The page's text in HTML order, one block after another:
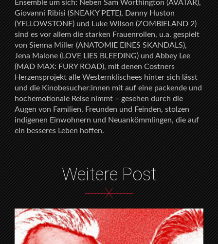
Ensemble um sich: Neben Sam Worthington (AVATAR),
Giovanni Ribisi (SNEAKY PETE), Danny Huston
(YELLOWSTONE) und Luke Wilson (ZOMBIELAND 2)
sind es vor allem die starken Frauenrollen, u.a. gespielt
von Sienna Miller (ANATOMIE EINES SKANDALS),
Jena Malone (LOVE LIES BLEEDING) und Abbey Lee
(MAD MAX: FURY ROAD), mit denen Costners
Herzensprojekt alle Westernklischees hinter sich lässt
und die Kinobesucher:innen mit auf eine packende und
hochemotionale Reise nimmt – gesehen durch die
Augen von Familien, Freunden und Feinden, stolzen
indigenen Einwohnern und Neuankömmlingen, die auf
ein besseres Leben hoffen.
Weitere Post
X